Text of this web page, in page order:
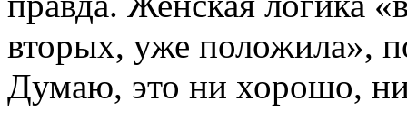
вторых, уже положила»,
Думаю, это ни хорошо, ни